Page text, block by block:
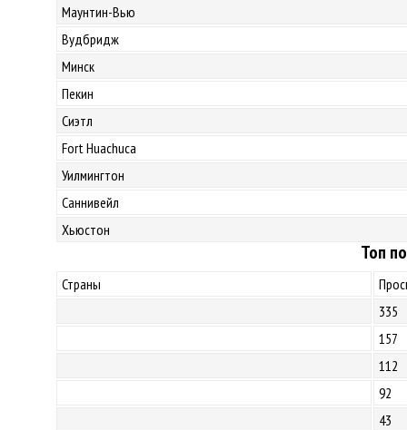
Маунтин-Вью
Вудбридж
Минск
Пекин
Сиэтл
Fort Huachuca
Уилмингтон
Саннивейл
Хьюстон
Топ
Страны
335
157
112
92
43